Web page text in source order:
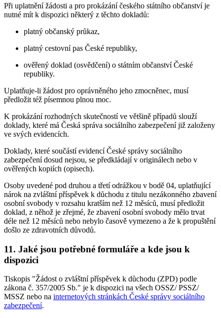
Při uplatnění žádosti a pro prokázání českého státního občanství je
nutné mít k dispozici některý z těchto dokladů:
platný občanský průkaz,
platný cestovní pas České republiky,
ověřený doklad (osvědčení) o státním občanství České
republiky.
Uplatňuje-li žádost pro oprávněného jeho zmocněnec, musí
předložit též písemnou plnou moc.
K prokázání rozhodných skutečností ve většině případů slouží
doklady, které má Česká správa sociálního zabezpečení již založeny
ve svých evidencích.
Doklady, které součástí evidencí České správy sociálního
zabezpečení dosud nejsou, se předkládají v originálech nebo v
ověřených kopiích (opisech).
Osoby uvedené pod druhou a třetí odrážkou v bodě 04, uplatňující
nárok na zvláštní příspěvek k důchodu z titulu nezákonného zbavení
osobní svobody v rozsahu kratším než 12 měsíců, musí předložit
doklad, z něhož je zřejmé, že zbavení osobní svobody mělo trvat
déle než 12 měsíců nebo nebylo časově vymezeno a že k propuštění
došlo ze zdravotních důvodů.
11. Jaké jsou potřebné formuláře a kde jsou k
dispozici
Tiskopis "Žádost o zvláštní příspěvek k důchodu (ZPD) podle
zákona č. 357/2005 Sb." je k dispozici na všech OSSZ/ PSSZ/
MSSZ nebo na internetových stránkách České správy sociálního
zabezpečení.